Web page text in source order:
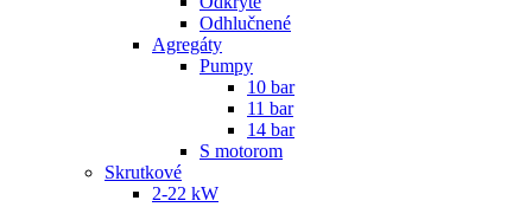
Odhlučnené
Agregáty
Pumpy
10 bar
11 bar
14 bar
S motorom
Skrutkové
2-22 kW